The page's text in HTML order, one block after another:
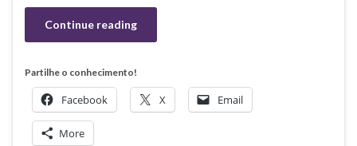
Continue reading
Partilhe o conhecimento!
Facebook X Email
More